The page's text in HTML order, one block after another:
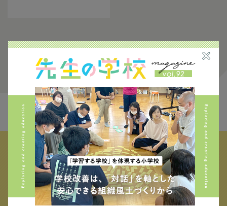
FIND THE CONTENTS
校種から探す テーマから探す
小学校 (293) 中学校 (261) 高校 (293) 一貫校 (65)
特別支援 (11) 大学・専門学校 (17) 保育園・幼稚園 (1)